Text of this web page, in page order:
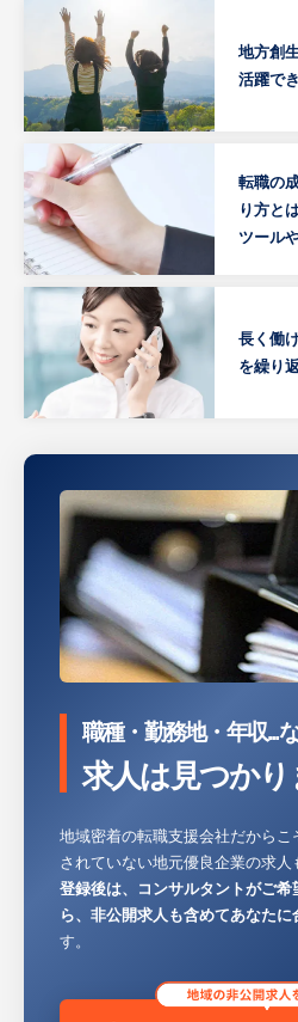
地方創
活躍で
転職の
り方と
ツール
長く働
を繰り
職種・勤務地・年収...
求人は見つかり
地域密着の転職支援会社だから
されていない地元優良企業の求人
登録後は、コンサルタントがご
ら、非公開求人も含めてあなた
す。